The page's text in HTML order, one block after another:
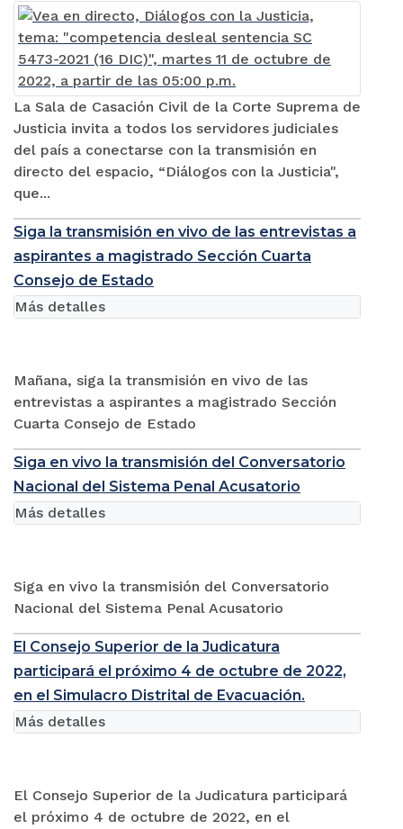
La Sala de Casación Civil de la Corte Suprema de
Justicia invita a todos los servidores judiciales
del país a conectarse con la transmisión en
directo del espacio, “Diálogos con la Justicia",
que...
Siga la transmisión en vivo de las entrevistas a
aspirantes a magistrado Sección Cuarta
Consejo de Estado
Mañana, siga la transmisión en vivo de las
entrevistas a aspirantes a magistrado Sección
Cuarta Consejo de Estado
Más detalles
Siga en vivo la transmisión del Conversatorio
Nacional del Sistema Penal Acusatorio
Siga en vivo la transmisión del Conversatorio
Nacional del Sistema Penal Acusatorio
Más detalles
El Consejo Superior de la Judicatura
participará el próximo 4 de octubre de 2022,
en el Simulacro Distrital de Evacuación.
El Consejo Superior de la Judicatura participará
el próximo 4 de octubre de 2022, en el
Más detalles